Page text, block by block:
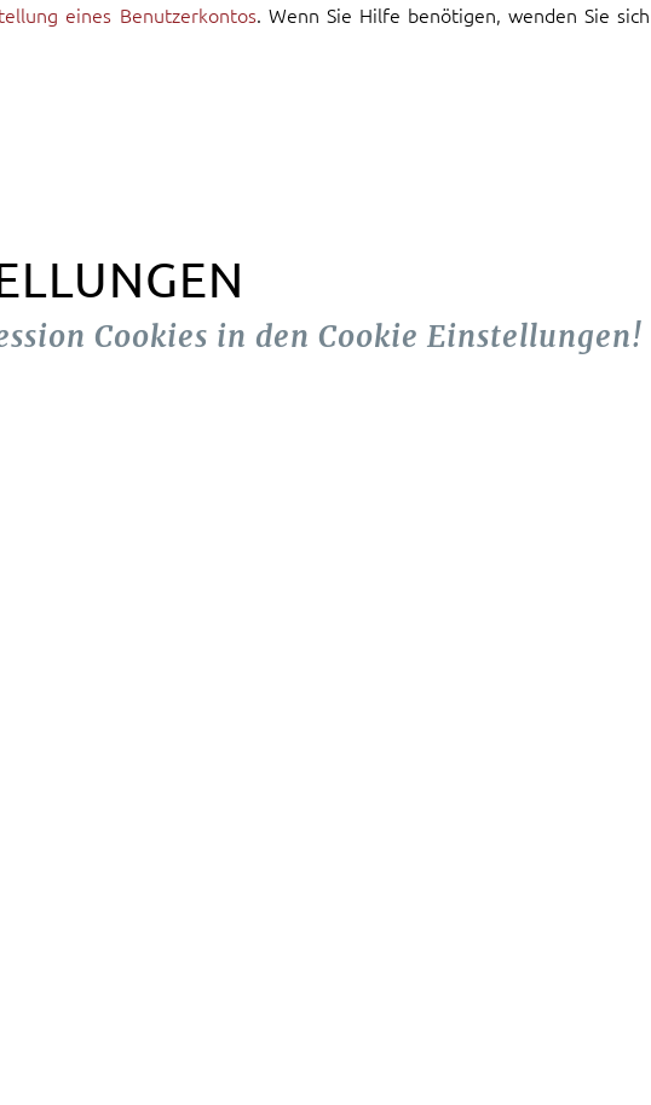
eines Benutzerkontos. Wenn Sie Hilfe benötigen, wenden Sie sich
Cookies in den Cookie Einstellungen!